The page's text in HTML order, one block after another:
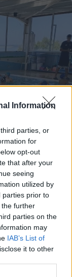
Information
parties, or
for
opt-out
that after your
seeing
utilized by
parties prior to
further
parties on the
may
IAB’s List of
it to other
στα Ροΐτικα